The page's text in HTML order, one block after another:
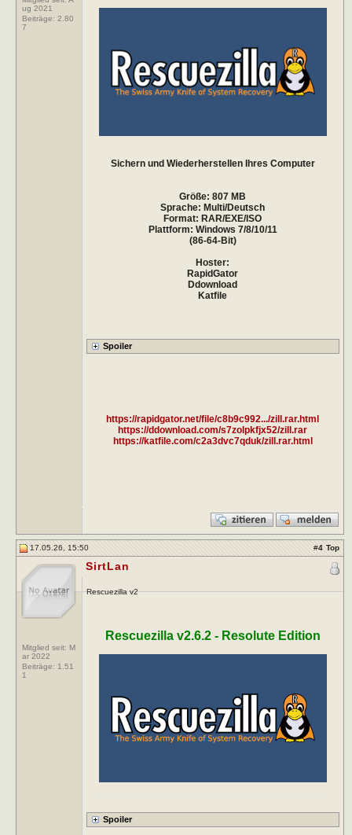
ug 2021
Beiträge: 2.80
7
Sichern und Wiederherstellen Ihres Computer
Größe: 807 MB
Sprache: Multi/Deutsch
Format: RAR/EXE/ISO
Plattform: Windows 7/8/10/11
(86-64-Bit)
Hoster:
RapidGator
Ddownload
Katfile
https://rapidgator.net/file/c8b9c992.../zill.rar.html
https://ddownload.com/s7zolpkfjx52/zill.rar
https://katfile.com/c2a3dvc7qduk/zill.rar.html
17.05.26, 15:50 #4 Top
Mitglied seit: M
ar 2022
Beiträge: 1.51
1
SirtLan
Rescuezilla v2
Rescuezilla v2.6.2 - Resolute Edition